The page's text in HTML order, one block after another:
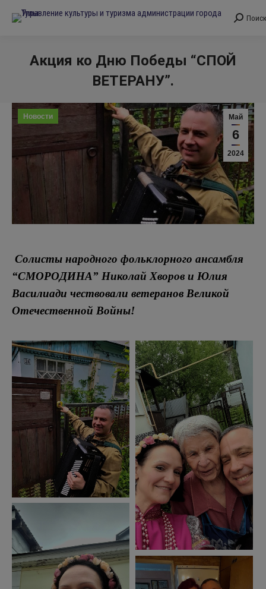
Поиск:
Поиск
Акция ко Дню Победы “СПОЙ
ВЕТЕРАНУ”.
Май
6
2024
Новости
Солисты народного фольклорного ансамбля
“СМОРОДИНА” Николай Хворов и Юлия
Василиади чествовали ветеранов Великой
Отечественной Войны!